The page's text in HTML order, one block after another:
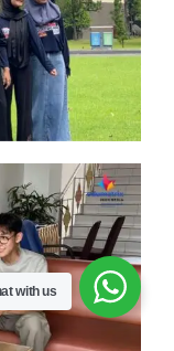
with us